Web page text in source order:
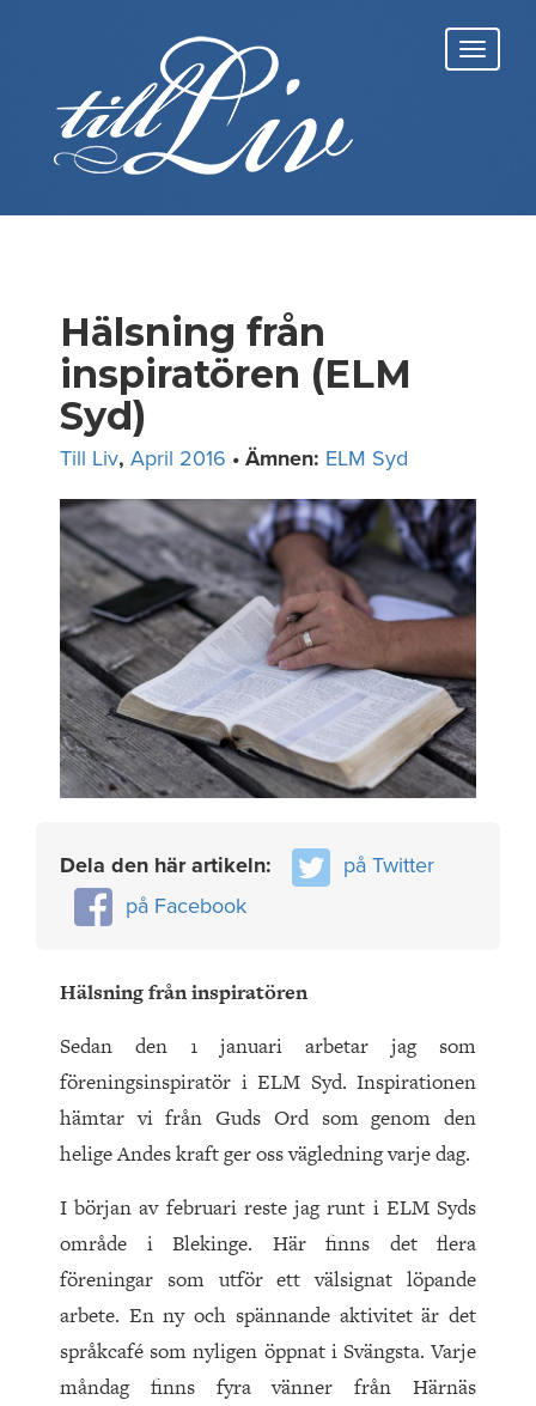
Hälsning från
inspiratören (ELM
Syd)
Till Liv, April 2016 • Ämnen: ELM Syd
Dela den här artikeln:
på Twitter
på Facebook
Hälsning från inspiratören
Sedan den 1 januari arbetar jag som
föreningsinspiratör i ELM Syd. Inspirationen
hämtar vi från Guds Ord som genom den
helige Andes kraft ger oss vägledning varje dag.
I början av februari reste jag runt i ELM Syds
område i Blekinge. Här finns det flera
föreningar som utför ett välsignat löpande
arbete. En ny och spännande aktivitet är det
språkcafé som nyligen öppnat i Svängsta. Varje
måndag finns fyra vänner från Härnäs